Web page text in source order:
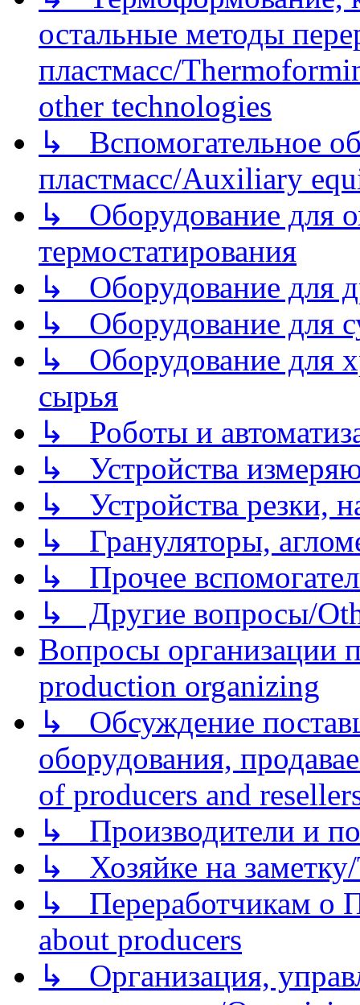
остальные методы
пластмасс/
other technologies
↳ Вспомогательное
пластмасс/Auxiliary
↳ Оборудование для
термостатирования
↳ Оборудование для
↳ Оборудование для
↳ Оборудование для
сырья
↳ Роботы и
↳ Устройства
↳ Устройства резки,
↳ Грануляторы,
↳ Прочее
↳ Другие вопросы/
Вопросы организации
production organizing
↳ Обсуждение
оборудования,
of producers and
↳ Производители и
↳ Хозяйке на
↳ Переработчикам о
about producers
↳ Организация,